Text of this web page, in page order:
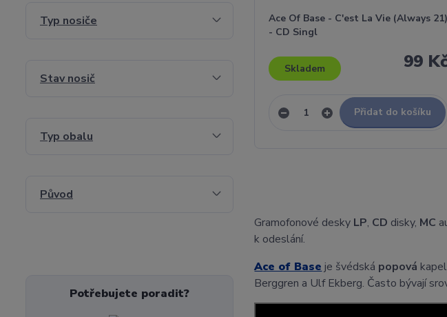
Ace Of Base - C'est La Vie (Always 21)
- CD Singl
99
Skladem
Přidat do košíku
Gramofonové desky LP, CD disky, MC
k odeslání.
Ace of Base je švédská popová
Berggren a Ulf Ekberg. Často bývají
Typ nosiče
Stav nosič
Typ obalu
Původ
Potřebujete poradit?